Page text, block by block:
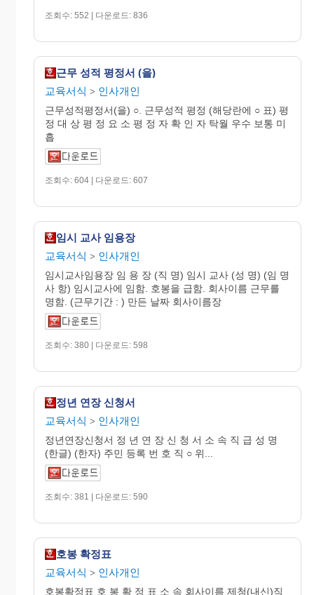
조회수: 552 | 다운로드: 836
근무 성적 평정서 (을)
교육서식 > 인사개인
근무성적평정서(을) ○. 근무성적 평정 (해당란에 ○ 표) 평
정 대 상 평 정 요 소 평 정 자 확 인 자 탁월 우수 보통 미
흡
조회수: 604 | 다운로드: 607
임시 교사 임용장
교육서식 > 인사개인
임시교사임용장 임 용 장 (직 명) 임시 교사 (성 명) (임 명
사 항) 임시교사에 임함. 호봉을 급함. 회사이름 근무를
명함. (근무기간 : ) 만든 날짜 회사이름장
조회수: 380 | 다운로드: 598
정년 연장 신청서
교육서식 > 인사개인
정년연장신청서 정 년 연 장 신 청 서 소 속 직 급 성 명
(한글) (한자) 주민 등록 번 호 직 ○ 위...
조회수: 381 | 다운로드: 590
호봉 확정표
교육서식 > 인사개인
호봉확정표 호 봉 확 정 표 소 속 회사이름 제청(내신)직